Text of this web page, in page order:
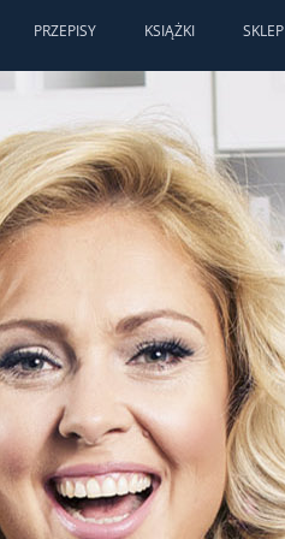
PRZEPISY KSIĄŻKI SKLEP